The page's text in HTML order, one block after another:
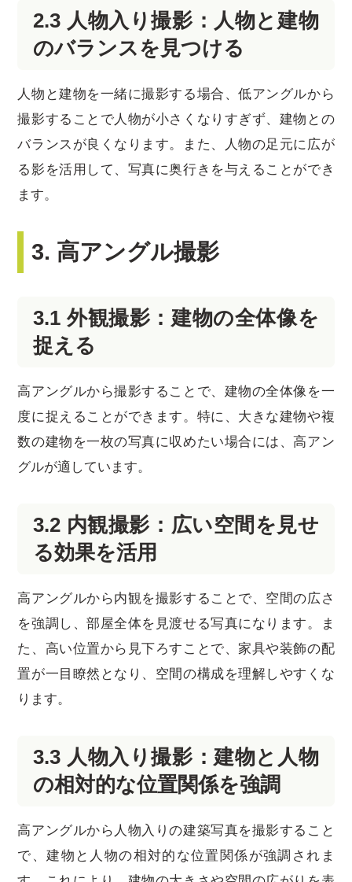
2.3 人物入り撮影：人物と建物
のバランスを見つける
人物と建物を一緒に撮影する場合、低アングルから
撮影することで人物が小さくなりすぎず、建物との
バランスが良くなります。また、人物の足元に広が
る影を活用して、写真に奥行きを与えることができ
ます。
3. 高アングル撮影
3.1 外観撮影：建物の全体像を
捉える
高アングルから撮影することで、建物の全体像を一
度に捉えることができます。特に、大きな建物や複
数の建物を一枚の写真に収めたい場合には、高アン
グルが適しています。
3.2 内観撮影：広い空間を見せ
る効果を活用
高アングルから内観を撮影することで、空間の広さ
を強調し、部屋全体を見渡せる写真になります。ま
た、高い位置から見下ろすことで、家具や装飾の配
置が一目瞭然となり、空間の構成を理解しやすくな
ります。
3.3 人物入り撮影：建物と人物
の相対的な位置関係を強調
高アングルから人物入りの建築写真を撮影すること
で、建物と人物の相対的な位置関係が強調されま